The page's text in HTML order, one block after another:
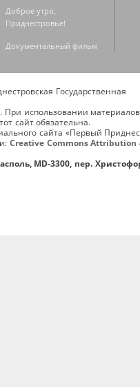
Доброе утро,
Приднестровье!
Документальный фильм
Государственная
использовании
сайт обязательна.
сайта «Первый
Creative Commons Attribution
MD-3300, пер.